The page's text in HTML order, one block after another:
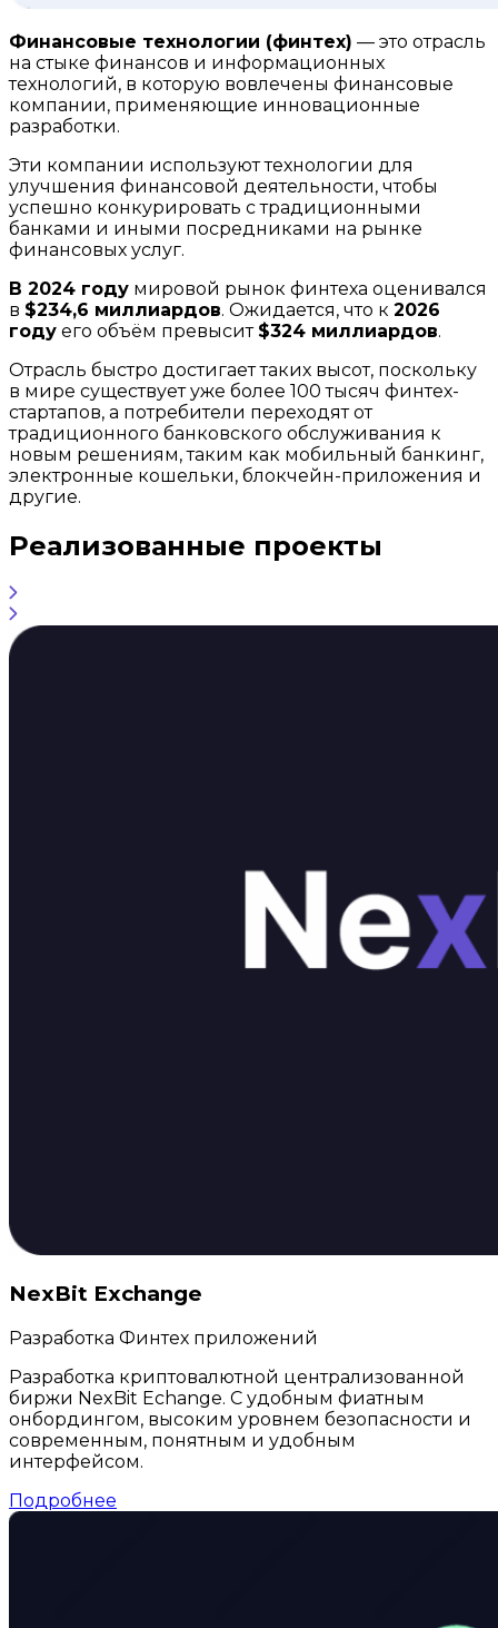
Финансовые технологии (финтех) — это отрасль
на стыке финансов и информационных
технологий, в которую вовлечены финансовые
компании, применяющие инновационные
разработки.
Эти компании используют технологии для
улучшения финансовой деятельности, чтобы
успешно конкурировать с традиционными
банками и иными посредниками на рынке
финансовых услуг.
В 2024 году мировой рынок финтеха оценивался
в $234,6 миллиардов. Ожидается, что к 2026
году его объём превысит $324 миллиардов.
Отрасль быстро достигает таких высот, поскольку
в мире существует уже более 100 тысяч финтех-
стартапов, а потребители переходят от
традиционного банковского обслуживания к
новым решениям, таким как мобильный банкинг,
электронные кошельки, блокчейн-приложения и
другие.
Реализованные проекты
NexBit Exchange
Разработка Финтех приложений
Разработка криптовалютной централизованной
биржи NexBit Echange. С удобным фиатным
онбордингом, высоким уровнем безопасности и
современным, понятным и удобным
интерфейсом.
Подробнее